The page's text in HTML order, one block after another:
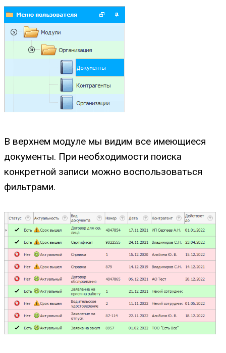
В верхнем модуле мы видим все имеющиеся
документы. При необходимости поиска
конкретной записи можно воспользоваться
фильтрами.